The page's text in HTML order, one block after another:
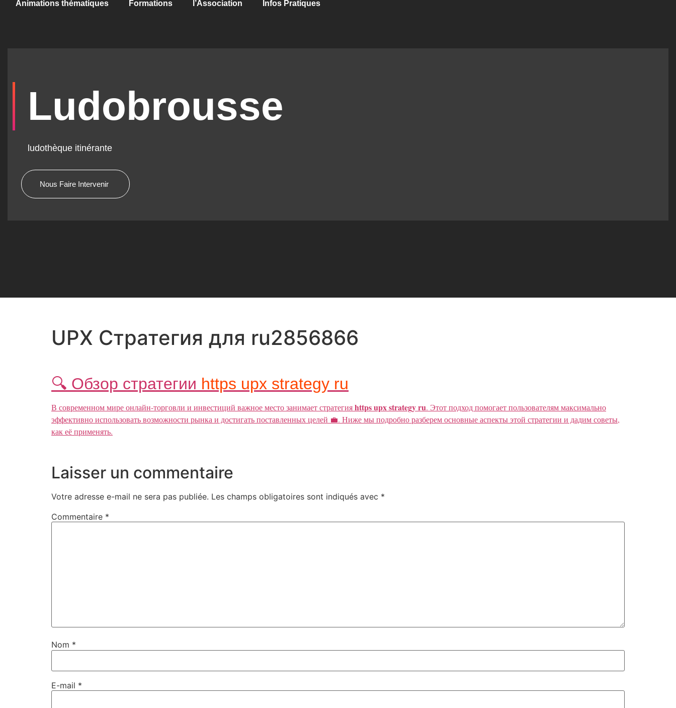
Animations thématiques Formations l’Association Infos Pratiques
Ludobrousse
ludothèque itinérante
Nous Faire Intervenir
UPX Стратегия для ru2856866
🔍 Обзор стратегии https upx strategy ru
В современном мире онлайн-торговли и инвестиций важное место занимает стратегияhttps upx strategy ru. Этот подход помогает пользователям максимально
эффективно использовать возможности рынка и достигать поставленных целей 💼. Ниже мы подробно разберем основные аспекты этой стратегии и дадим советы,
как её применять.
Laisser un commentaire
Votre adresse e-mail ne sera pas publiée. Les champs obligatoires sont indiqués avec *
Commentaire *
Nom *
E-mail *